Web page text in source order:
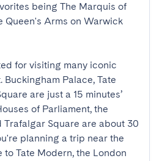
being The Marquis of
Queen's Arms on Warwick
for visiting many iconic
Buckingham Palace, Tate
are just a 15 minutes’
of Parliament, the
Trafalgar Square are about 30
planning a trip near the
to Tate Modern, the London